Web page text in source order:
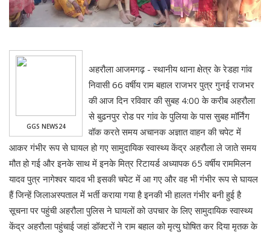
GGS NEWS24
अहरौला आजमगढ़ - स्थानीय थाना क्षेत्र के रेडहा गांव
निवासी 66 वर्षीय राम बहाल राजभर पुत्र गुनई राजभर
की आज दिन रविवार की सुबह 4:00 के करीब अहरौला
से बुढनपुर रोड पर गांव के पुलिया के पास सुबह मॉर्निंग
वॉक करते समय अचानक अज्ञात वाहन की चपेट में
आकर गंभीर रूप से घायल हो गए सामुदायिक स्वास्थ्य केंद्र अहरौला ले जाते समय
मौत हो गई और इनके साथ में इनके मित्र रिटायर्ड अध्यापक 65 वर्षीय राममिलन
यादव पुत्र नागेश्वर यादव भी इसकी चपेट में आ गए और वह भी गंभीर रूप से घायल
हैं जिन्हें जिलाअस्पताल में भर्ती कराया गया है इनकी भी हालत गंभीर बनी हुई है
सूचना पर पहुंची अहरौला पुलिस ने घायलों को उपचार के लिए सामुदायिक स्वास्थ्य
केंद्र अहरौला पहुंचाई जहां डॉक्टरों ने राम बहाल को मृत्यु घोषित कर दिया मृतक के